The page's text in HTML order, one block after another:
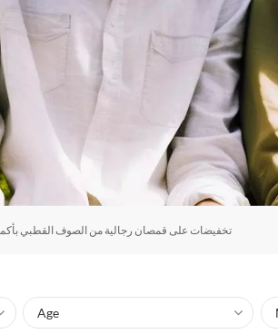
تخفيضات على قمصان رجالية من الصوف القطبي